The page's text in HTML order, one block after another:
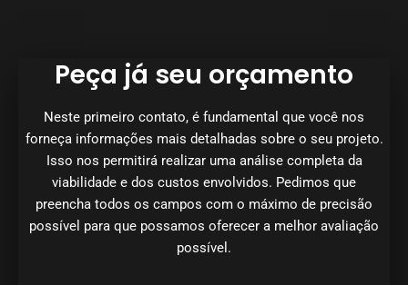
Peça já seu orçamento
Neste primeiro contato, é fundamental que você nos
forneça informações mais detalhadas sobre o seu projeto.
Isso nos permitirá realizar uma análise completa da
viabilidade e dos custos envolvidos. Pedimos que
preencha todos os campos com o máximo de precisão
possível para que possamos oferecer a melhor avaliação
possível.